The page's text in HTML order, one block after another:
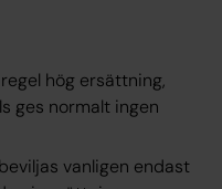
hög ersättning,
ges normalt ingen
vanligen endast